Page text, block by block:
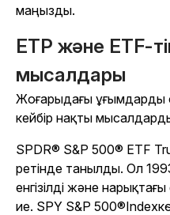
маңызды.
ETP және ETF-
мысалдары
Жоғарыдағы ұғымдарды
кейбір нақты
SPDR® S&P 500® ETF
ретінде танылды. Ол
енгізілді және
ие. SPY S&P